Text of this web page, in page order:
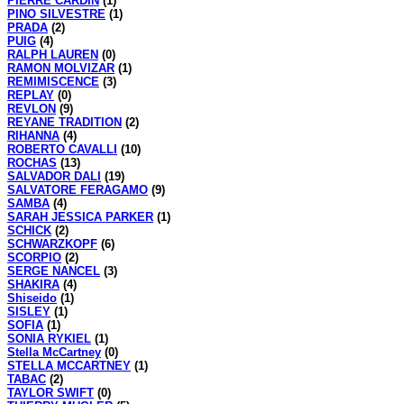
PINO SILVESTRE (1)
PRADA (2)
PUIG (4)
RALPH LAUREN (0)
RAMON MOLVIZAR (1)
REMIMISCENCE (3)
REPLAY (0)
REVLON (9)
REYANE TRADITION (2)
RIHANNA (4)
ROBERTO CAVALLI (10)
ROCHAS (13)
SALVADOR DALI (19)
SALVATORE FERAGAMO (9)
SAMBA (4)
SARAH JESSICA PARKER (1)
SCHICK (2)
SCHWARZKOPF (6)
SCORPIO (2)
SERGE NANCEL (3)
SHAKIRA (4)
Shiseido (1)
SISLEY (1)
SOFIA (1)
SONIA RYKIEL (1)
Stella McCartney (0)
STELLA MCCARTNEY (1)
TABAC (2)
TAYLOR SWIFT (0)